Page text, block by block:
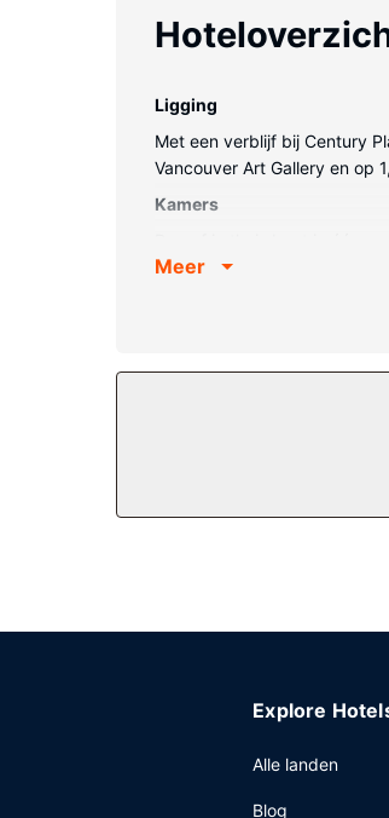
Ligging
Met een verblijf bij Century
Vancouver Art Gallery en op
Kamers
katoen. Alle kamers hebben
art-decostijl zijn gratis wifi,
Stil je honger met
Meer
Explore
Alle landen
Blog